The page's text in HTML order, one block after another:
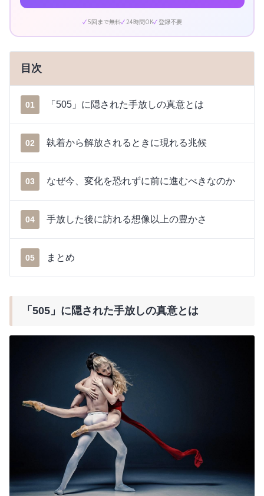
5回まで無料 24時間OK 登録不要
目次
01 「505」に隠された手放しの真意とは
02 執着から解放されるときに現れる兆候
03 なぜ今、変化を恐れずに前に進むべきなのか
04 手放した後に訪れる想像以上の豊かさ
05 まとめ
「505」に隠された手放しの真意とは